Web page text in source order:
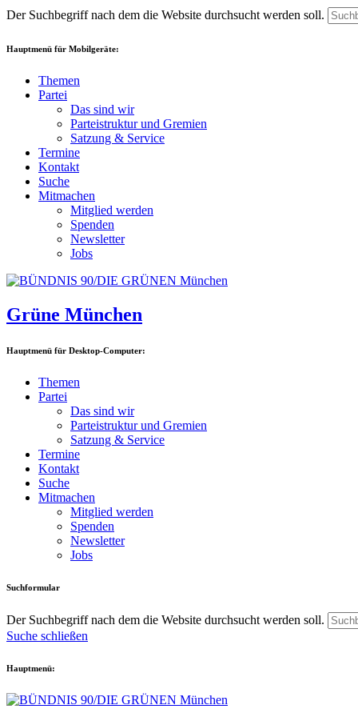
Der Suchbegriff nach dem die Website durchsucht werden soll.
Hauptmenü für Mobilgeräte:
Themen
Partei
Das sind wir
Parteistruktur und Gremien
Satzung & Service
Termine
Kontakt
Suche
Mitmachen
Mitglied werden
Spenden
Newsletter
Jobs
Grüne München
Hauptmenü für Desktop-Computer:
Themen
Partei
Das sind wir
Parteistruktur und Gremien
Satzung & Service
Termine
Kontakt
Suche
Mitmachen
Mitglied werden
Spenden
Newsletter
Jobs
Suchformular
Der Suchbegriff nach dem die Website durchsucht werden soll.
Suche schließen
Hauptmenü: